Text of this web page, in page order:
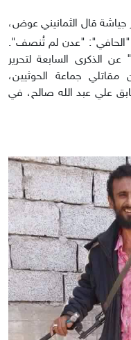
جياشة قال الثمانيني عوض،
"الحافي": "عدن لم تُنصف".
رده ذلك خلال حديثه لـ "سوث24" عن الذكرى السابعة لتحرير
جماعة الحوثيين،
علي عبد الله صالح، في